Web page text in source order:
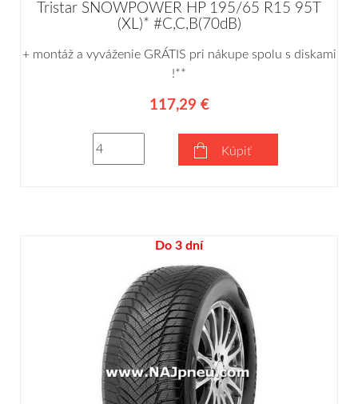
Tristar SNOWPOWER HP 195/65 R15 95T
(XL)* #C,C,B(70dB)
+ montáž a vyváženie GRÁTIS pri nákupe spolu s diskami
!**
117,29 €
Kúpiť
Do 3 dní